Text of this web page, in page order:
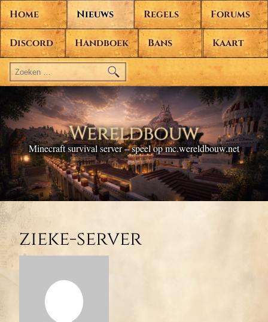
Home Nieuws Regels Forums
Discord Handboek Bans
Kaart
Zoeken
naar:
Wereldbouw
Minecraft survival server – speel op mc.wereldbouw.net
zieke-server